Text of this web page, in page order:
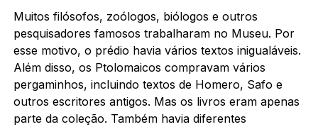
Muitos filósofos, zoólogos, biólogos e outros
pesquisadores famosos trabalharam no Museu. Por
esse motivo, o prédio havia vários textos inigualáveis.
Além disso, os Ptolomaicos compravam vários
pergaminhos, incluindo textos de Homero, Safo e
outros escritores antigos. Mas os livros eram apenas
parte da coleção. Também havia diferentes